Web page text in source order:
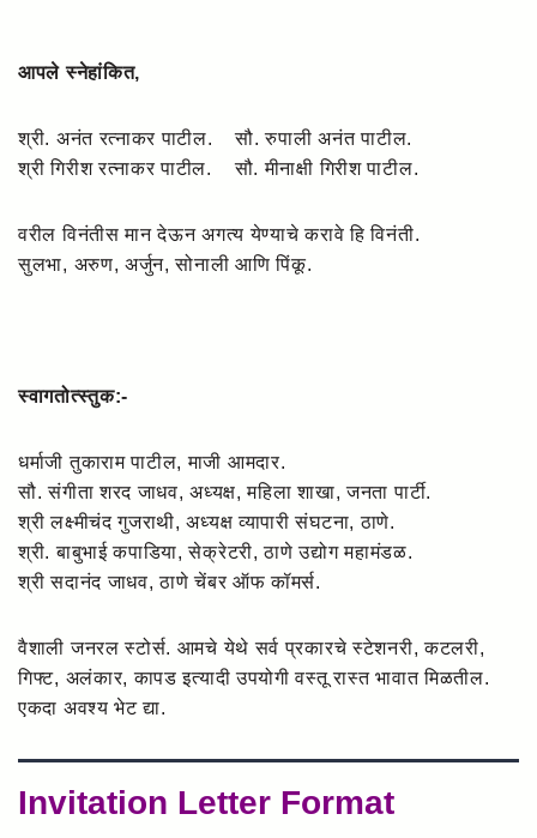
आपले स्नेहांकित,
श्री. अनंत रत्नाकर पाटील. सौ. रुपाली अनंत पाटील.
श्री गिरीश रत्नाकर पाटील. सौ. मीनाक्षी गिरीश पाटील.
वरील विनंतीस मान देऊन अगत्य येण्याचे करावे हि विनंती.
सुलभा, अरुण, अर्जुन, सोनाली आणि पिंकू.
स्वागतोत्स्तुक:-
धर्माजी तुकाराम पाटील, माजी आमदार.
सौ. संगीता शरद जाधव, अध्यक्ष, महिला शाखा, जनता पार्टी.
श्री लक्ष्मीचंद गुजराथी, अध्यक्ष व्यापारी संघटना, ठाणे.
श्री. बाबुभाई कपाडिया, सेक्रेटरी, ठाणे उद्योग महामंडळ.
श्री सदानंद जाधव, ठाणे चेंबर ऑफ कॉमर्स.
वैशाली जनरल स्टोर्स. आमचे येथे सर्व प्रकारचे स्टेशनरी, कटलरी,
गिफ्ट, अलंकार, कापड इत्यादी उपयोगी वस्तू रास्त भावात मिळतील.
एकदा अवश्य भेट द्या.
Invitation Letter Format